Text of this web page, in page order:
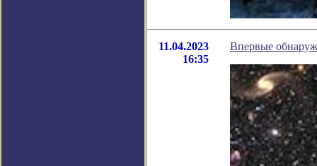
11.04.2023
16:35
Впервые